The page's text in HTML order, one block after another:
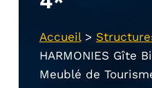
Accueil>
HARMONIES Gîte
Meublé de